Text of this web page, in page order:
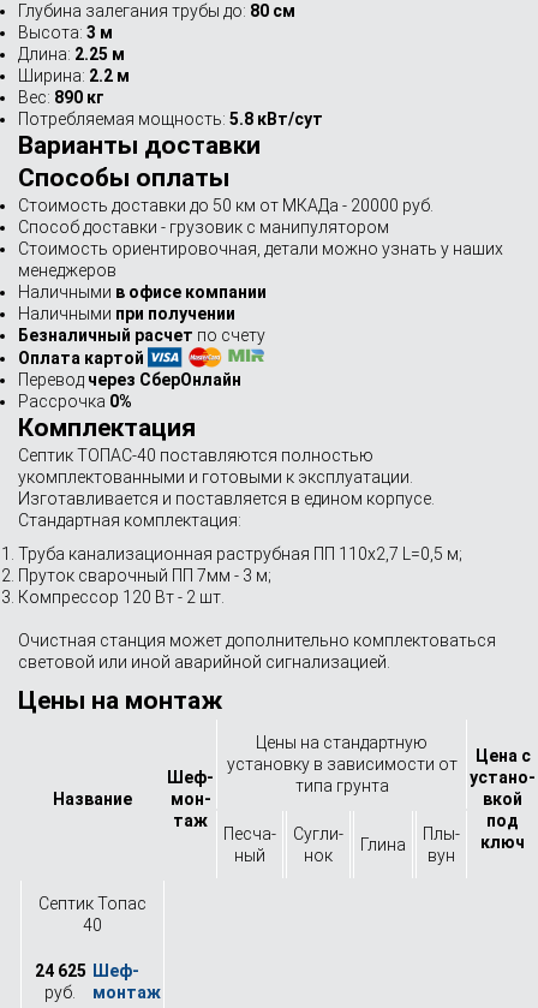
Глубина залегания трубы до: 80 см
Высота: 3 м
Длина: 2.25 м
Ширина: 2.2 м
Вес: 890 кг
Потребляемая мощность: 5.8 кВт/сут
Варианты доставки
Способы оплаты
Стоимость доставки до 50 км от МКАДа - 20000 руб.
Способ доставки - грузовик с манипулятором
Стоимость ориентировочная, детали можно узнать у наших
менеджеров
Наличными в офисе компании
Наличными при получении
Безналичный расчет по счету
Оплата картой
Перевод через СберОнлайн
Рассрочка 0%
Комплектация
Септик ТОПАС-40 поставляются полностью
укомплектованными и готовыми к эксплуатации.
Изготавливается и поставляется в едином корпусе.
Стандартная комплектация:
Труба канализационная раструбная ПП 110х2,7 L=0,5 м;
Пруток сварочный ПП 7мм - 3 м;
Компрессор 120 Вт - 2 шт.
Очистная станция может дополнительно комплектоваться
световой или иной аварийной сигнализацией.
Цены на монтаж
Назва­ние
Шеф-
мон­
таж
Цены на стандартную
установку в зависимости от
типа грунта
Цена с
устано­
вкой
под
ключ
Песча­
ный
Сугли­
нок
Глина
Плы­
вун
Септик Топас
40
24 625
руб.